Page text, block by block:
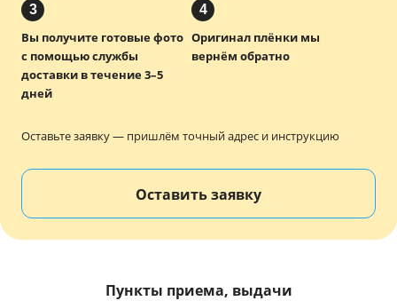
3
Вы получите готовые фото
с помощью службы
доставки в течение 3–5
дней
4
Оригинал плёнки мы
вернём обратно
Оставьте заявку — пришлём точный адрес и инструкцию
Оставить заявку
Пункты приема, выдачи